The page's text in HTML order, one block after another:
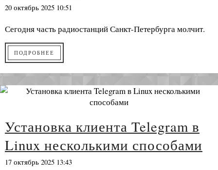
20 октябрь 2025 10:51
Сегодня часть радиостанций Санкт-Петербурга молчит.
ПОДРОБНЕЕ
Установка клиента Telegram в
Linux несколькими способами
17 октябрь 2025 13:43